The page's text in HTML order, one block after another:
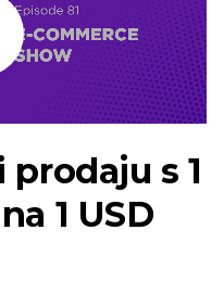
s 1
1 USD